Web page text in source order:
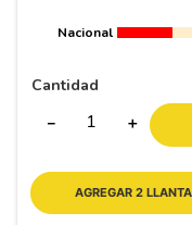
Nacional
Cantidad
＋
－
AGREGAR 2